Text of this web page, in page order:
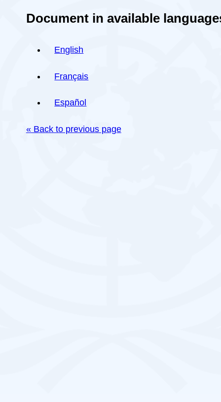
Document in available
English
Français
Español
« Back to previous page